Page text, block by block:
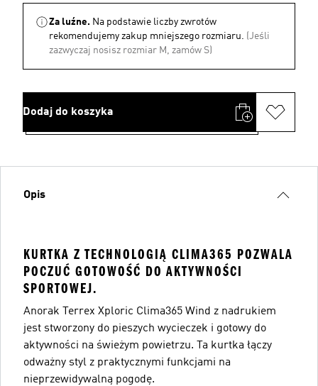
Za luźne. Na podstawie liczby zwrotów
rekomendujemy zakup mniejszego rozmiaru. (Jeśli
zazwyczaj nosisz rozmiar M, zamów S)
Dodaj do koszyka
Opis
KURTKA Z TECHNOLOGIĄ CLIMA365 POZWALA
POCZUĆ GOTOWOŚĆ DO AKTYWNOŚCI
SPORTOWEJ.
Anorak Terrex Xploric Clima365 Wind z nadrukiem
jest stworzony do pieszych wycieczek i gotowy do
aktywności na świeżym powietrzu. Ta kurtka łączy
odważny styl z praktycznymi funkcjami na
nieprzewidywalną pogodę.